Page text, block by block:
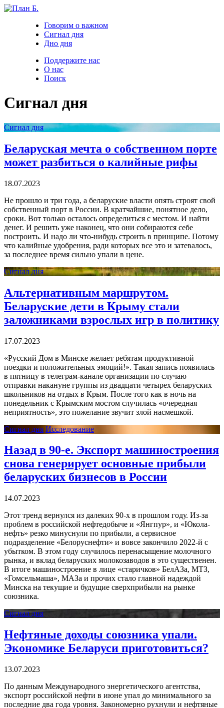
Говорим о важном
Сигнал дня
Дно дня
Поддержите нас
О нас
Поиск
Сигнал дня
Сигнал дня
Беларуская мечта о собственном порте
может разбиться о калийные рифы
18.07.2023
Не прошло и три года, а беларуские власти опять строят свой
собственный порт в России. В кратчайшие, понятное дело,
сроки. Вот только осталось определиться с местом. И найти
денег. И решить уже наконец, что они собираются себе
построить. И надо ли что-нибудь строить в принципе. Потому
что калийные удобрения, ради которых все это и затевалось,
за последнее время сильно упали в цене.
Сигнал дня
Альтернативным маршрутом.
Беларуские дети в Крыму стали
заложниками взрослых игр в политику
17.07.2023
«Русский Дом в Минске желает ребятам продуктивной
поездки и положительных эмоций!». Такая запись появилась
в пятницу в телеграм-канале организации по случаю
отправки накануне группы из двадцати четырех беларуских
школьников на отдых в Крым. После того как в ночь на
понедельник с Крымским мостом случилась «очередная
неприятность», это пожелание звучит злой насмешкой.
Сигнал дня Исследование
Назад в 90-е. Экспорт машиностроения
снова генерирует основные прибыли
беларуских бизнесов в России
14.07.2023
Этот тренд вернулся из далеких 90-х в прошлом году. Из-за
проблем в российской нефтедобыче и «Янгпур», и «Юкола-
нефть» резко минуснули по прибыли, а сервисное
подразделение «Белоруснефти» и вовсе закончило 2022-й с
убытком. В этом году случилось перенасыщение молочного
рынка, и вклад беларуских молокозаводов в это существенен.
В итоге машиностроение в лице «старичков» БелАЗа, МТЗ,
«Гомсельмаша», МАЗа и прочих стало главной надеждой
Минска на текущие и будущие сверхприбыли на рынке
союзника.
Сигнал дня
Нефтяные доходы союзника упали.
Экономике Беларуси приготовиться?
13.07.2023
По данным Международного энергетического агентства,
экспорт российской нефти в июне упал до минимального за
последние два года уровня. Закономерно рухнули и нефтяные